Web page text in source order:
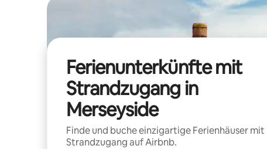
Ferienunterkünfte mit
Strandzugang in
Merseyside
Finde und buche einzigartige Ferienhäuser mit
Strandzugang auf Airbnb.